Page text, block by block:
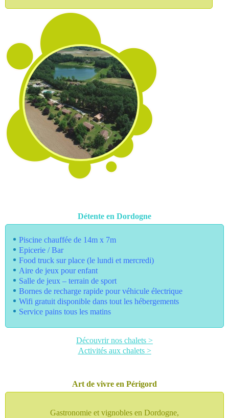
Détente en Dordogne
Piscine chauffée de 14m x 7m
Epicerie / Bar
Food truck sur place (le lundi et mercredi)
Aire de jeux pour enfant
Salle de jeux – terrain de sport
Bornes de recharge rapide pour véhicule électrique
Wifi gratuit disponible dans tout les hébergements
Service pains tous les matins
Découvrir nos chalets >
Activités aux chalets >
Art de vivre en Périgord
Gastronomie et vignobles en Dordogne,